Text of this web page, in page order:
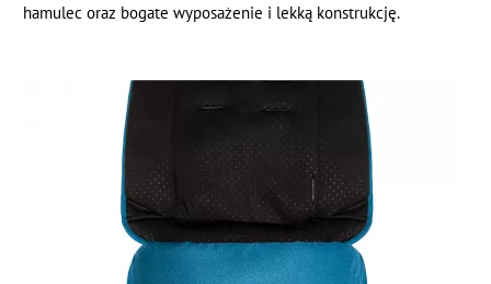
hamulec oraz bogate wyposażenie i lekką konstrukcję.